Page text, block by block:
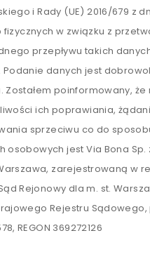
i Rady (UE) 2016/679 z
w związku z
przepływu takich
Podanie danych jest
poinformowany, że
ich poprawiania,
sprzeciwu co do
jest Via Bona Sp.
zarejestrowaną w
Rejonowy dla m. st.
Rejestru
REGON 369272126